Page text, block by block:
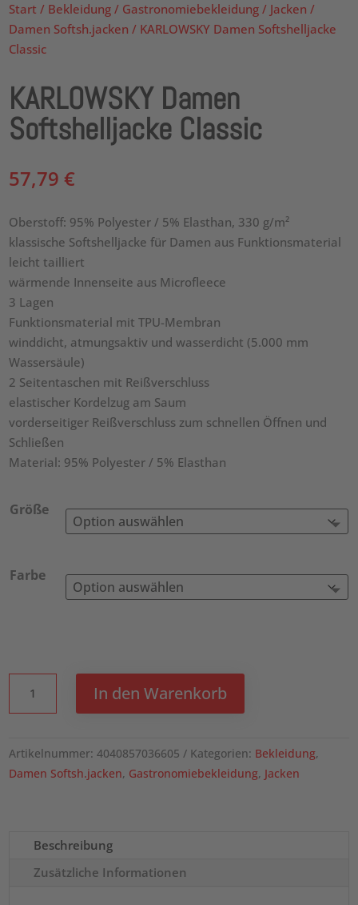
Start / Bekleidung / Gastronomiebekleidung / Jacken /
Damen Softsh.jacken / KARLOWSKY Damen Softshelljacke
Classic
KARLOWSKY Damen
Softshelljacke Classic
57,79€
Oberstoff: 95% Polyester / 5% Elasthan, 330 g/m²
klassische Softshelljacke für Damen aus Funktionsmaterial
leicht tailliert
wärmende Innenseite aus Microfleece
3 Lagen
Funktionsmaterial mit TPU-Membran
winddicht, atmungsaktiv und wasserdicht (5.000 mm
Wassersäule)
2 Seitentaschen mit Reißverschluss
elastischer Kordelzug am Saum
vorderseitiger Reißverschluss zum schnellen Öffnen und
Schließen
Material: 95% Polyester / 5% Elasthan
Größe
Farbe
Damen
Menge
In den Warenkorb
Artikelnummer:4040857036605 Kategorien: Bekleidung,
Damen Softsh.jacken, Gastronomiebekleidung, Jacken
Beschreibung
Zusätzliche Informationen